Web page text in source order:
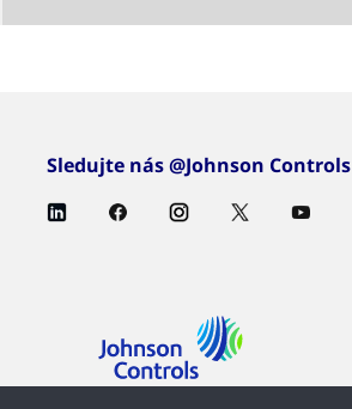
Sledujte nás @Johnson Controls